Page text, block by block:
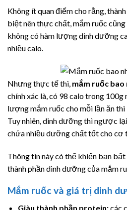
Không ít quan điểm cho rằng,
biệt nên thực chất, mắm ruốc
không có hàm lượng dinh dưỡng
nhiều calo.
Nhưng thực tế thì, mắm ruốc bao
chính xác là, có 98 calo trong
lượng mắm ruốc cho mỗi lần ăn
Tuy nhiên, dinh dưỡng thì ngược
chứa nhiều dưỡng chất tốt cho cơ
Thông tin này có thể khiến bạn
thành phần dinh dưỡng của mắm
Mắm ruốc và giá trị dinh
Giàu thành phần protein:các